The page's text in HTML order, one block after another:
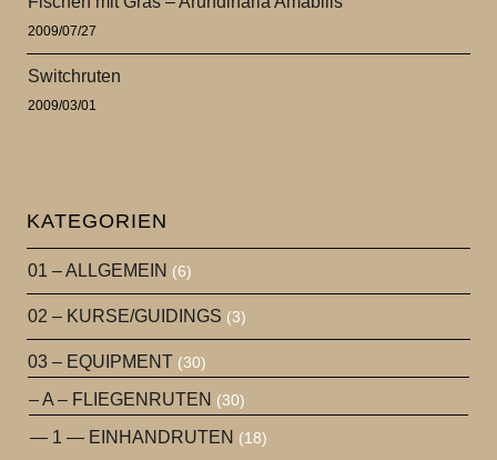
2009/07/27
Switchruten
2009/03/01
KATEGORIEN
01 – ALLGEMEIN (6)
02 – KURSE/GUIDINGS (3)
03 – EQUIPMENT (30)
– A – FLIEGENRUTEN (30)
— 1 — EINHANDRUTEN (18)